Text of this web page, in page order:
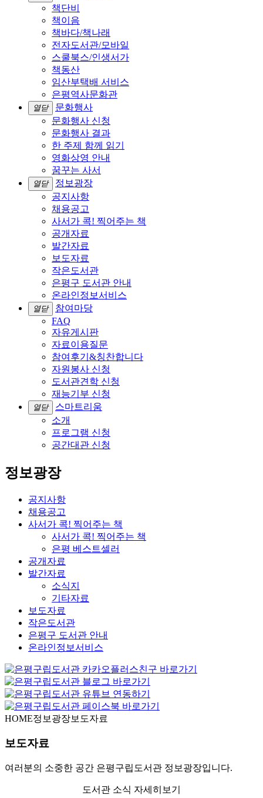
책단비
책이음
책바다/책나래
전자도서관/모바일
스쿨북스/인생서가
책동산
임산부택배 서비스
은평역사문화관
열닫
문화행사
문화행사 신청
문화행사 결과
한 주제 함께 읽기
영화상영 안내
꿈꾸는 사서
열닫
정보광장
공지사항
채용공고
사서가 콕! 찍어주는 책
공개자료
발간자료
보도자료
작은도서관
은평구 도서관 안내
온라인정보서비스
열닫
참여마당
FAQ
자유게시판
자료이용질문
참여후기&칭찬합니다
자원봉사 신청
도서관견학 신청
재능기부 신청
열닫
스마트리움
소개
프로그램 신청
공간대관 신청
정보광장
공지사항
채용공고
사서가 콕! 찍어주는 책
사서가 콕! 찍어주는 책
은평 베스트셀러
공개자료
발간자료
소식지
기타자료
보도자료
작은도서관
은평구 도서관 안내
온라인정보서비스
HOME정보광장보도자료
보도자료
여러분의 소중한 공간 은평구립도서관 정보광장입니다.
도서관 소식 자세히보기